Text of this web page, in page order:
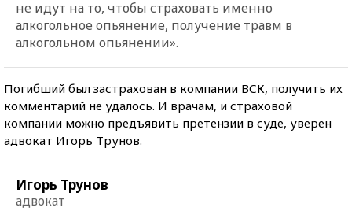
не идут на то, чтобы страховать именно
алкогольное опьянение, получение травм в
алкогольном опьянении».
Погибший был застрахован в компании ВСК, получить их
комментарий не удалось. И врачам, и страховой
компании можно предъявить претензии в суде, уверен
адвокат Игорь Трунов.
Игорь Трунов
адвокат